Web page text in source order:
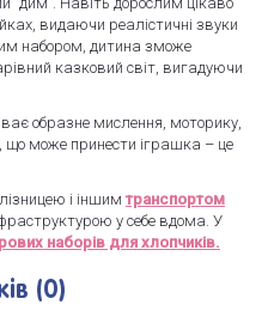
видаючи реалістичні звуки
набором, дитина зможе
казковий світ, вигадуючи
образне мислення, моторику,
що може принести іграшка – це
і іншимтранспортом
у себе вдома. У
наборів для хлопчиків.
(0)